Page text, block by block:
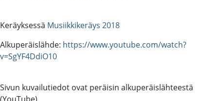
Keräyksessä Musiikkikeräys 2018
Alkuperäislähde: https://www.youtube.com/watch?
v=SgYF4DdiO10
Sivun kuvailutiedot ovat peräisin alkuperäislähteestä